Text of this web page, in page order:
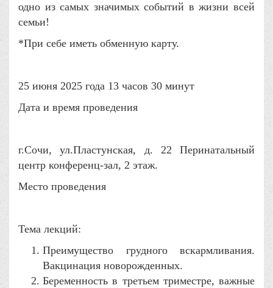
одно из самых значимых событий в жизни всей
семьи!
*При себе иметь обменную карту.
25 июня 2025 года 13 часов 30 минут
Дата и время проведения
г.Сочи, ул.Пластунская, д. 22 Перинатальный
центр конференц-зал, 2 этаж.
Место проведения
Тема лекций:
Преимущество грудного вскармливания.
Вакцинация новорожденных.
Беременность в третьем триместре, важные